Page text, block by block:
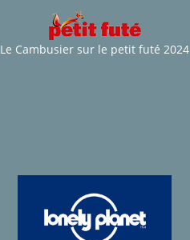
Le Cambusier sur le petit futé 2024